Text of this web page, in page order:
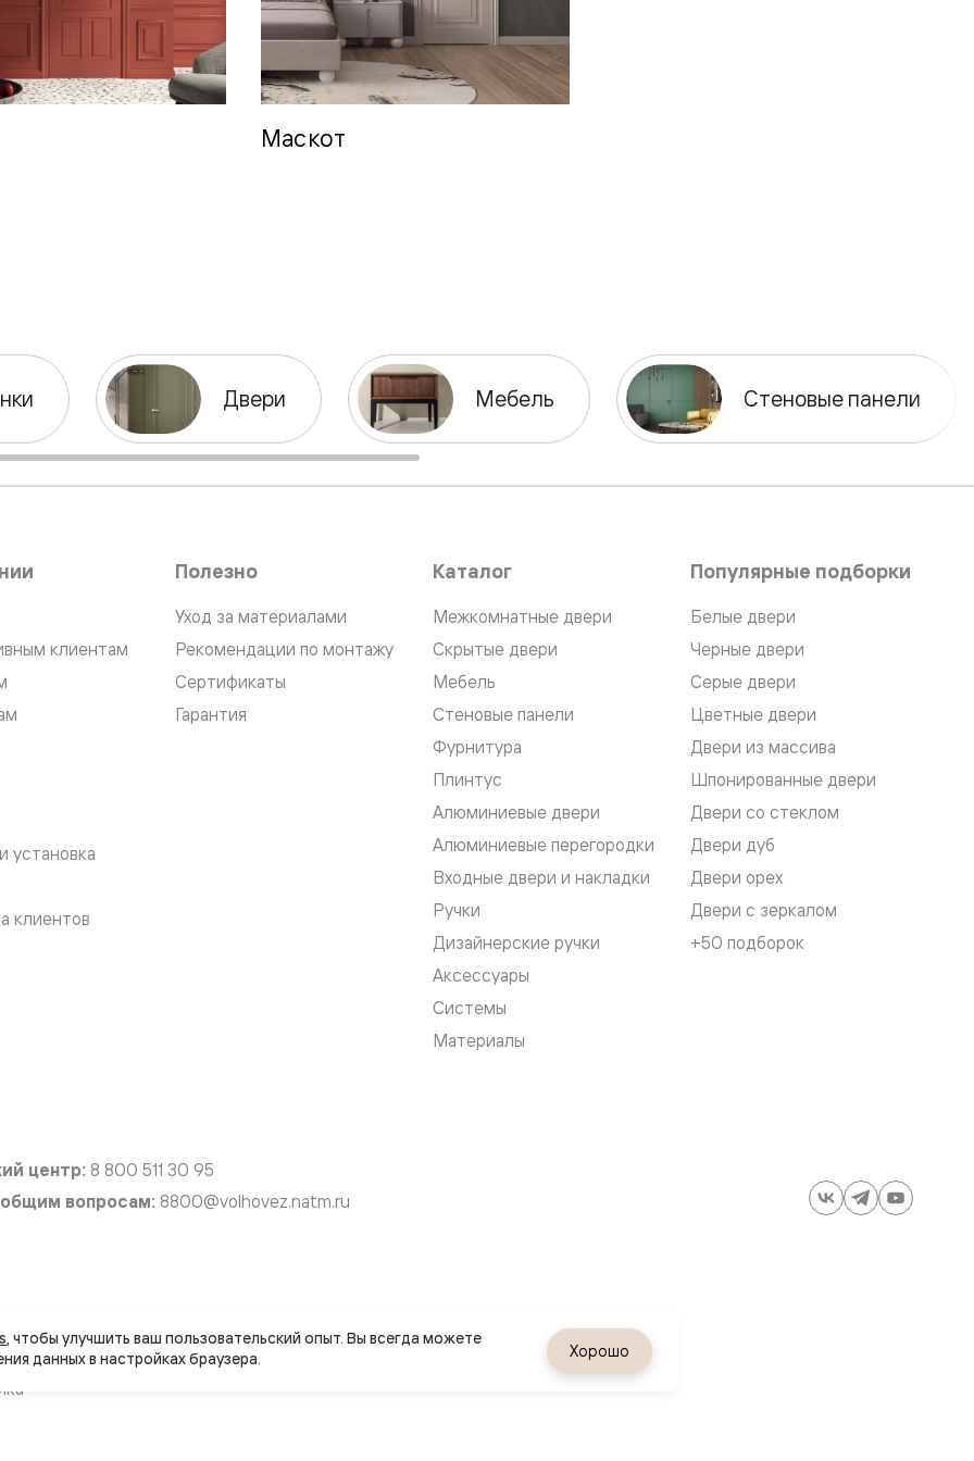
Маскот
Двери Мебель Стеновые панели
клиентам
установка
клиентов
Полезно
Уход за материалами
Рекомендации по монтажу
Сертификаты
Гарантия
Каталог
Межкомнатные двери
Скрытые двери
Мебель
Стеновые панели
Фурнитура
Плинтус
Алюминиевые двери
Алюминиевые перегородки
Входные двери и накладки
Ручки
Дизайнерские ручки
Аксессуары
Системы
Материалы
Популярные подборки
Белые двери
Черные двери
Серые двери
Цветные двери
Двери из массива
Шпонированные двери
Двери со стеклом
Двери дуб
Двери орех
Двери с зеркалом
+50 подборок
центр: 8 800 511 30 95
вопросам: 8800@volhovez.natm.ru
публичной офертой
Правовая информация
совместно с агентством
, чтобы улучшить ваш пользовательский опыт. Вы всегда можете
Хорошо